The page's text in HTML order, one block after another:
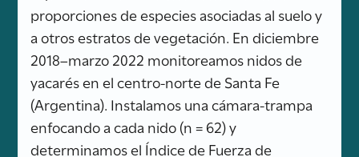
proporciones de especies asociadas al suelo y
a otros estratos de vegetación. En diciembre
2018–marzo 2022 monitoreamos nidos de
yacarés en el centro-norte de Santa Fe
(Argentina). Instalamos una cámara-trampa
enfocando a cada nido (n = 62) y
determinamos el Índice de Fuerza de